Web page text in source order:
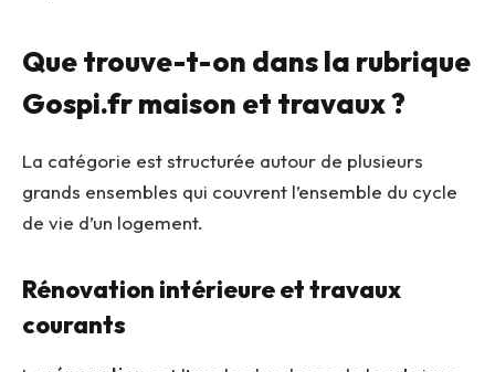
Que trouve-t-on dans la rubrique
Gospi.fr maison et travaux ?
La catégorie est structurée autour de plusieurs
grands ensembles qui couvrent l’ensemble du cycle
de vie d’un logement.
Rénovation intérieure et travaux
courants